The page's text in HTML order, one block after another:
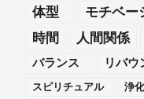
体型
モチベー
時間
人間関係
バランス
リバウ
スピリチュアル
浄化